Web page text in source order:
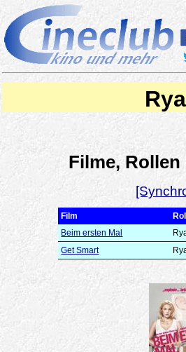
Filme,
Film
Beim ersten Mal
Get Smart